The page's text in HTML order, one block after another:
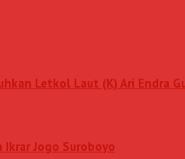
Letkol Laut (K) Ari Endra
Ikrar Jogo Suroboyo